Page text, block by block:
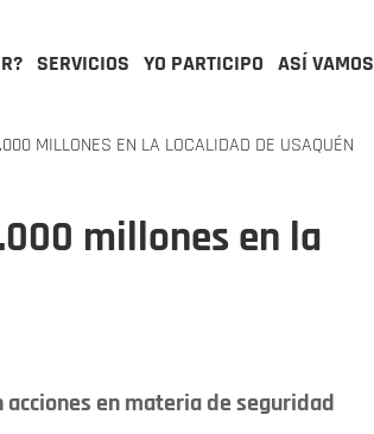
SERVICIOS YO PARTICIPO ASÍ VAMOS
MILLONES EN LA LOCALIDAD DE USAQUÉN
millones en la
en materia de seguridad